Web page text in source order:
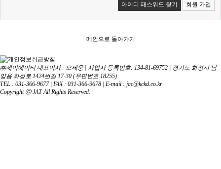
아이디 패스워드 찾기
회원 가입
메인으로 돌아가기
㈜제이에이티 대표이사 : 오세웅 | 사업자 등록번호: 134-81-69752 | 경기도 화성시 남
양읍 화성로 1424번길 17-30 (우편번호 18255)
TEL : 031-366-9677 | FAX : 031-366-9678 | E-mail : jac@kckd.co.kr
Copyright ⓒ JAT All Rights Reserved.